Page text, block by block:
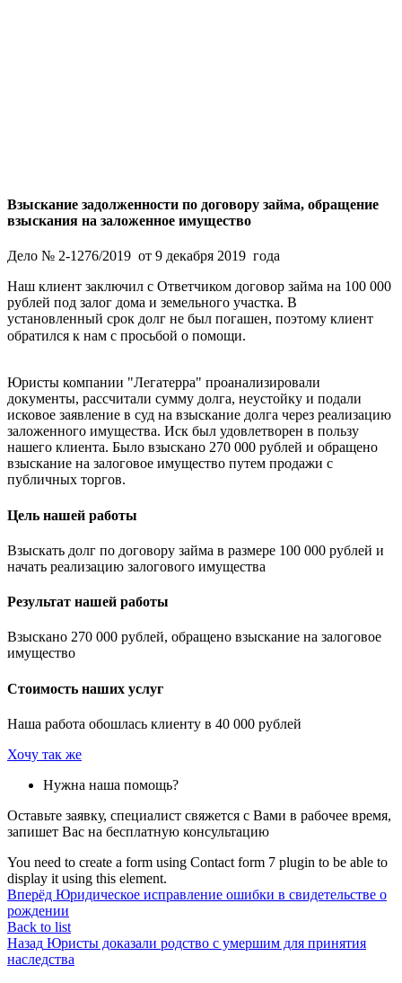
Взыскание задолженности по договору займа, обращение
взыскания на заложенное имущество
Дело № 2-1276/2019 от 9 декабря 2019 года
Наш клиент заключил с Ответчиком договор займа на 100 000
рублей под залог дома и земельного участка. В
установленный срок долг не был погашен, поэтому клиент
обратился к нам с просьбой о помощи.⠀
Юристы компании "Легатерра" проанализировали
документы, рассчитали сумму долга, неустойку и подали
исковое заявление в суд на взыскание долга через реализацию
заложенного имущества. Иск был удовлетворен в пользу
нашего клиента. Было взыскано 270 000 рублей и обращено
взыскание на залоговое имущество путем продажи с
публичных торгов.
Цель нашей работы
Взыскать долг по договору займа в размере 100 000 рублей и
начать реализацию залогового имущества
Результат нашей работы
Взыскано 270 000 рублей, обращено взыскание на залоговое
имущество
Стоимость наших услуг
Наша работа обошлась клиенту в 40 000 рублей
Хочу так же
Нужна наша помощь?
Оставьте заявку, специалист свяжется с Вами в рабочее время,
запишет Вас на бесплатную консультацию
You need to create a form using Contact form 7 plugin to be able to
display it using this element.
Вперёд Юридическое исправление ошибки в свидетельстве о
рождении
Back to list
Назад Юристы доказали родство с умершим для принятия
наследства